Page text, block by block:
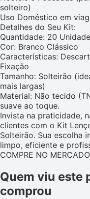
solteiro)
Uso Doméstico em
Detalhes do Seu Kit:
Quantidade: 20
Cor: Branco Clássico
Características:
Fixação
Tamanho: Solteirão
mais largas)
Material: Não tecido
suave ao toque.
Invista na praticidade,
clientes com o Kit
Solteirão. Sua escolha
limpo, eficiente e
COMPRE NO
Quem viu este
comprou